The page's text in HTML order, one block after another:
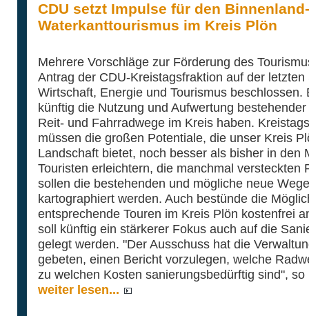
CDU setzt Impulse für den
Waterkanttourismus im Kreis Plön
Mehrere Vorschläge zur Förderung des
Antrag der CDU-Kreistagsfraktion auf der
Wirtschaft, Energie und Tourismus
künftig die Nutzung und Aufwertung
Reit- und Fahrradwege im Kreis haben.
müssen die großen Potentiale, die unser Kreis
Landschaft bietet, noch besser als bisher in den
Touristen erleichtern, die manchmal versteckten
sollen die bestehenden und mögliche neue
kartographiert werden. Auch bestünde die
entsprechende Touren im Kreis Plön kostenfrei
soll künftig ein stärkerer Fokus auch auf die
gelegt werden. "Der Ausschuss hat die
gebeten, einen Bericht vorzulegen, welche
zu welchen Kosten sanierungsbedürftig sind", so
weiter lesen...